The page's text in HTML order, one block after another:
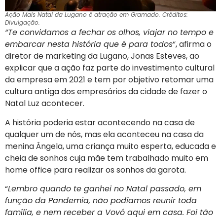
Ação Mais Natal da Lugano é atração em Gramado. Créditos:
Divulgação.
“Te convidamos a fechar os olhos, viajar no tempo e
embarcar nesta história que é para todos“, afirma o
diretor de marketing da Lugano, Jonas Esteves, ao
explicar que a ação faz parte do investimento cultural
da empresa em 2021 e tem por objetivo retomar uma
cultura antiga dos empresários da cidade de fazer o
Natal Luz acontecer.
A história poderia estar acontecendo na casa de
qualquer um de nós, mas ela aconteceu na casa da
menina Ângela, uma criança muito esperta, educada e
cheia de sonhos cuja mãe tem trabalhado muito em
home office para realizar os sonhos da garota.
“Lembro quando te ganhei no Natal passado, em
função da Pandemia, não podíamos reunir toda
família, e nem receber a Vovó aqui em casa. Foi tão